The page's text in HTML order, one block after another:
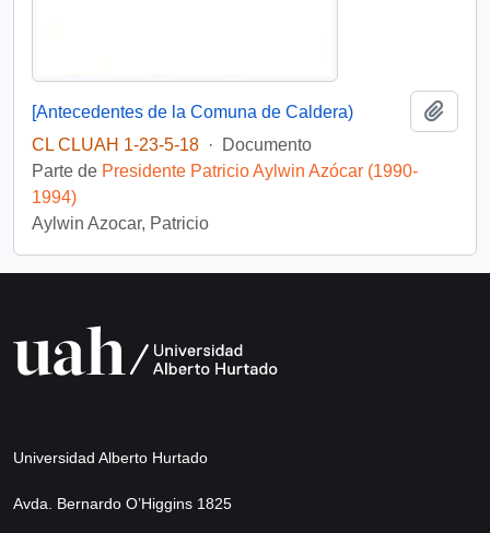
[Antecedentes de la Comuna de Caldera)
CL CLUAH 1-23-5-18 ·
Documento
Parte de Presidente Patricio Aylwin Azócar (1990-
1994)
Aylwin Azocar, Patricio
Universidad Alberto Hurtado
Avda. Bernardo O’Higgins 1825